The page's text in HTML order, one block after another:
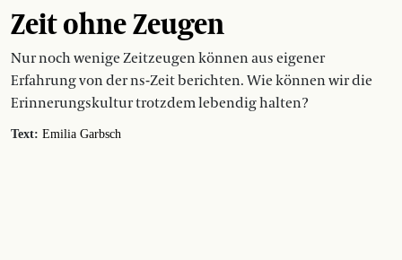
Zeit ohne Zeugen
Nur noch wenige Zeitzeugen können aus eigener
Erfahrung von der ns-Zeit berichten. Wie können wir die
Erinnerungskultur trotzdem lebendig halten?
Text: Emilia Garbsch